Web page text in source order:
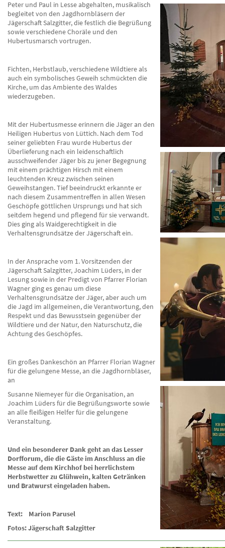
Peter und Paul in Lesse abgehalten, musikalisch
begleitet von den Jagdhornbläsern der
Jägerschaft Salzgitter, die festlich die Begrüßung
sowie verschiedene Choräle und den
Hubertusmarsch vortrugen.
Fichten, Herbstlaub, verschiedene Wildtiere als
auch ein symbolisches Geweih schmückten die
Kirche, um das Ambiente des Waldes
wiederzugeben.
Mit der Hubertusmesse erinnern die Jäger an den
Heiligen Hubertus von Lüttich. Nach dem Tod
seiner geliebten Frau wurde Hubertus der
Überlieferung nach ein leidenschaftlich
ausschweifender Jäger bis zu jener Begegnung
mit einem prächtigen Hirsch mit einem
leuchtenden Kreuz zwischen seinen
Geweihstangen. Tief beeindruckt erkannte er
nach diesem Zusammentreffen in allen Wesen
Geschöpfe göttlichen Ursprungs und hat sich
seitdem hegend und pflegend für sie verwandt.
Dies ging als Waidgerechtigkeit in die
Verhaltensgrundsätze der Jägerschaft ein.
In der Ansprache vom 1. Vorsitzenden der
Jägerschaft Salzgitter, Joachim Lüders, in der
Lesung sowie in der Predigt von Pfarrer Florian
Wagner ging es genau um diese
Verhaltensgrundsätze der Jäger, aber auch um
die Jagd im allgemeinen, die Verantwortung, den
Respekt und das Bewusstsein gegenüber der
Wildtiere und der Natur, den Naturschutz, die
Achtung des Geschöpfes.
Ein großes Dankeschön an Pfarrer Florian Wagner
für die gelungene Messe, an die Jagdhornbläser,
an
Susanne Niemeyer für die Organisation, an
Joachim Lüders für die Begrüßungsworte sowie
an alle fleißigen Helfer für die gelungene
Veranstaltung.
Und ein besonderer Dank geht an das Lesser
Dorfforum, die die Gäste im Anschluss an die
Messe auf dem Kirchhof bei herrlichstem
Herbstwetter zu Glühwein, kalten Getränken
und Bratwurst eingeladen haben.
Text: Marion Parusel
Fotos: Jägerschaft Salzgitter